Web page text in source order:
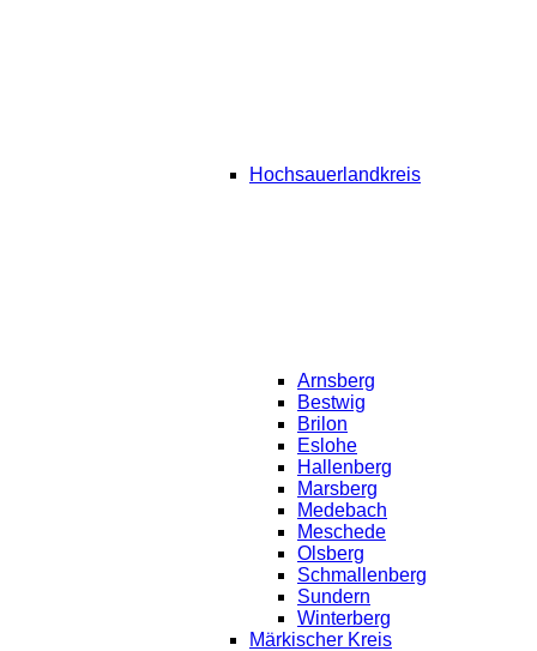
Hochsauerlandkreis
Arnsberg
Bestwig
Brilon
Eslohe
Hallenberg
Marsberg
Medebach
Meschede
Olsberg
Schmallenberg
Sundern
Winterberg
Märkischer Kreis